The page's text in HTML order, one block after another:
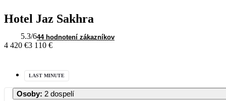
Hotel Jaz Sakhra
5.3/644 hodnotení zákazníkov
4 420 €3 110 €
LAST MINUTE
Osoby: 2 dospelí